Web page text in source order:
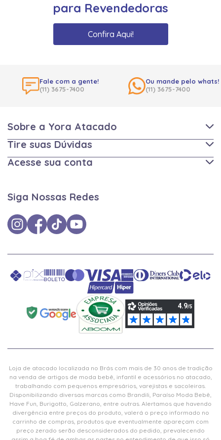
para Revendedoras
Confira Aqui!
Fale com a gente!
(11) 3675-7400
Ou mande pelo whats!
(11) 3675-7400
Sobre a Yora Atacado
Tire suas Dúvidas
Acesse sua conta
Siga Nossas Redes
Loja de atacado localizada no Brás com mais de 30 anos de tradição
na venda de artigos de moda bebê, infantil e acessórios no atacado,
trabalhando com pequenos empresários, varejistas e sacoleiras.
Disponibilizando diversas marcas como Brandili, Paraíso Moda Bebê,
Have Fun, Burigotto, Galzerano, entre outras. Alertamos que havendo
divergência entre preços do produto, valerá o preço informado no
carrinho de compras, produtos que eventualmente apareçam com
preço zerado serão desconsiderados do pedido, prevalecendo